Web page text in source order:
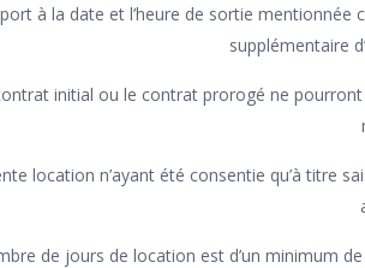
à la date et l’heure de sortie
supplémentaire
initial ou le contrat prorogé ne
location n’ayant été consentie qu’à titre
de jours de location est d’un minimum